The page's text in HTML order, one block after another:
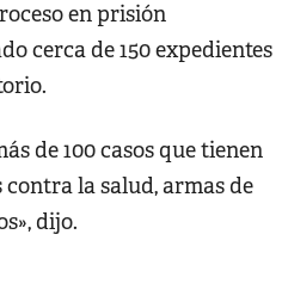
en prisión
cerca de 150 expedientes
de 100 casos que tienen
contra la salud, armas de
dijo.